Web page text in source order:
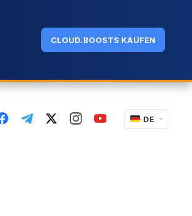
CLOUD.BOOSTS KAUFEN
DE